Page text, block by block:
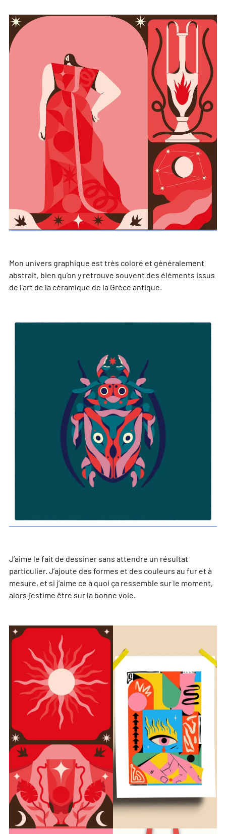
Mon univers graphique est très coloré et généralement
abstrait, bien qu’on y retrouve souvent des éléments issus
de l’art de la céramique de la Grèce antique.
J’aime le fait de dessiner sans attendre un résultat
particulier. J’ajoute des formes et des couleurs au fur et à
mesure, et si j’aime ce à quoi ça ressemble sur le moment,
alors j’estime être sur la bonne voie.